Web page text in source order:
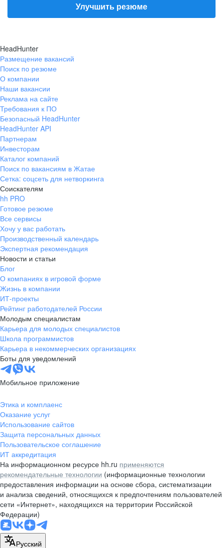
Улучшить резюме
HeadHunter
Размещение вакансий
Поиск по резюме
О компании
Наши вакансии
Реклама на сайте
Требования к ПО
Безопасный HeadHunter
HeadHunter API
Партнерам
Инвесторам
Каталог компаний
Поиск по вакансиям в Жатае
Сетка: соцсеть для нетворкинга
Соискателям
hh PRO
Готовое резюме
Все сервисы
Хочу у вас работать
Производственный календарь
Экспертная рекомендация
Новости и статьи
Блог
О компаниях в игровой форме
Жизнь в компании
ИТ-проекты
Рейтинг работодателей России
Молодым специалистам
Карьера для молодых специалистов
Школа программистов
Карьера в некоммерческих организациях
Боты для уведомлений
Мобильное приложение
Этика и комплаенс
Оказание услуг
Использование сайтов
Защита персональных данных
Пользовательское соглашение
ИТ аккредитация
На информационном ресурсе hh.ru применяются
рекомендательные технологии (информационные технологии
предоставления информации на основе сбора, систематизации
и анализа сведений, относящихся к предпочтениям пользователей
сети «Интернет», находящихся на территории Российской
Федерации)
Русский